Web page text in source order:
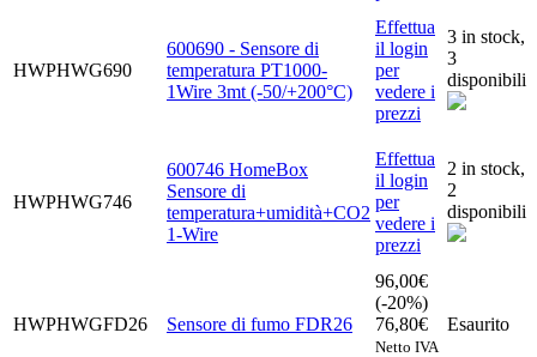
HWPHWG690
600690 - Sensore di
temperatura PT1000-
1Wire 3mt (-50/+200°C)
Effettua
il login
per
vedere i
prezzi
3 in stock,
3
disponibili
HWPHWG746
600746 HomeBox
Sensore di
temperatura+umidità+CO2
1-Wire
Effettua
il login
per
vedere i
prezzi
2 in stock,
2
disponibili
HWPHWGFD26 Sensore di fumo FDR26
96,00€
(-20%)
76,80€
Netto IVA
Esaurito